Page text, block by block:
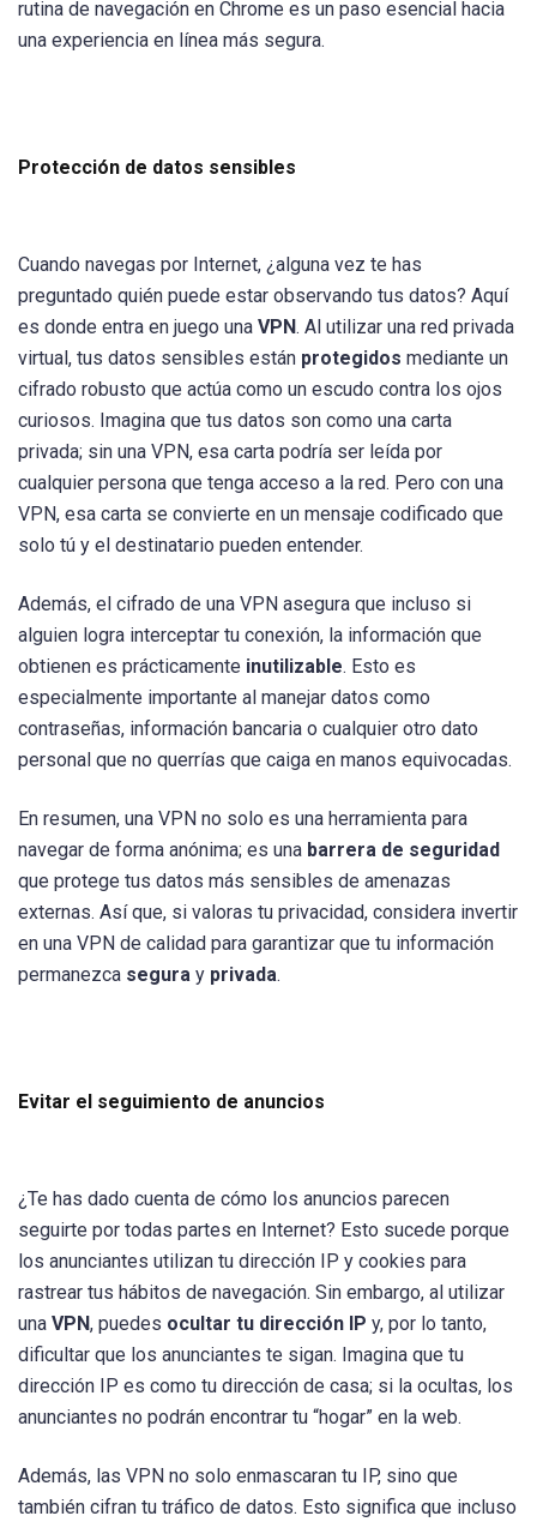
rutina de navegación en Chrome es un paso esencial hacia
una experiencia en línea más segura.
Protección de datos sensibles
Cuando navegas por Internet, ¿alguna vez te has
preguntado quién puede estar observando tus datos? Aquí
es donde entra en juego una VPN. Al utilizar una red privada
virtual, tus datos sensibles están protegidos mediante un
cifrado robusto que actúa como un escudo contra los ojos
curiosos. Imagina que tus datos son como una carta
privada; sin una VPN, esa carta podría ser leída por
cualquier persona que tenga acceso a la red. Pero con una
VPN, esa carta se convierte en un mensaje codificado que
solo tú y el destinatario pueden entender.
Además, el cifrado de una VPN asegura que incluso si
alguien logra interceptar tu conexión, la información que
obtienen es prácticamente inutilizable. Esto es
especialmente importante al manejar datos como
contraseñas, información bancaria o cualquier otro dato
personal que no querrías que caiga en manos equivocadas.
En resumen, una VPN no solo es una herramienta para
navegar de forma anónima; es una barrera de seguridad
que protege tus datos más sensibles de amenazas
externas. Así que, si valoras tu privacidad, considera invertir
en una VPN de calidad para garantizar que tu información
permanezca segura y privada.
Evitar el seguimiento de anuncios
¿Te has dado cuenta de cómo los anuncios parecen
seguirte por todas partes en Internet? Esto sucede porque
los anunciantes utilizan tu dirección IP y cookies para
rastrear tus hábitos de navegación. Sin embargo, al utilizar
una VPN, puedes ocultar tu dirección IP y, por lo tanto,
dificultar que los anunciantes te sigan. Imagina que tu
dirección IP es como tu dirección de casa; si la ocultas, los
anunciantes no podrán encontrar tu “hogar” en la web.
Además, las VPN no solo enmascaran tu IP, sino que
también cifran tu tráfico de datos. Esto significa que incluso